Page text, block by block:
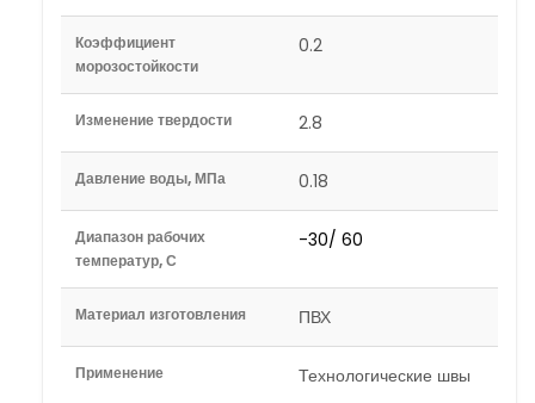
Коэффициент
морозостойкости
0.2
Изменение твердости 2.8
Давление воды, МПа 0.18
Диапазон рабочих
температур, С
-30/ 60
Материал изготовления ПВХ
Применение Технологические швы